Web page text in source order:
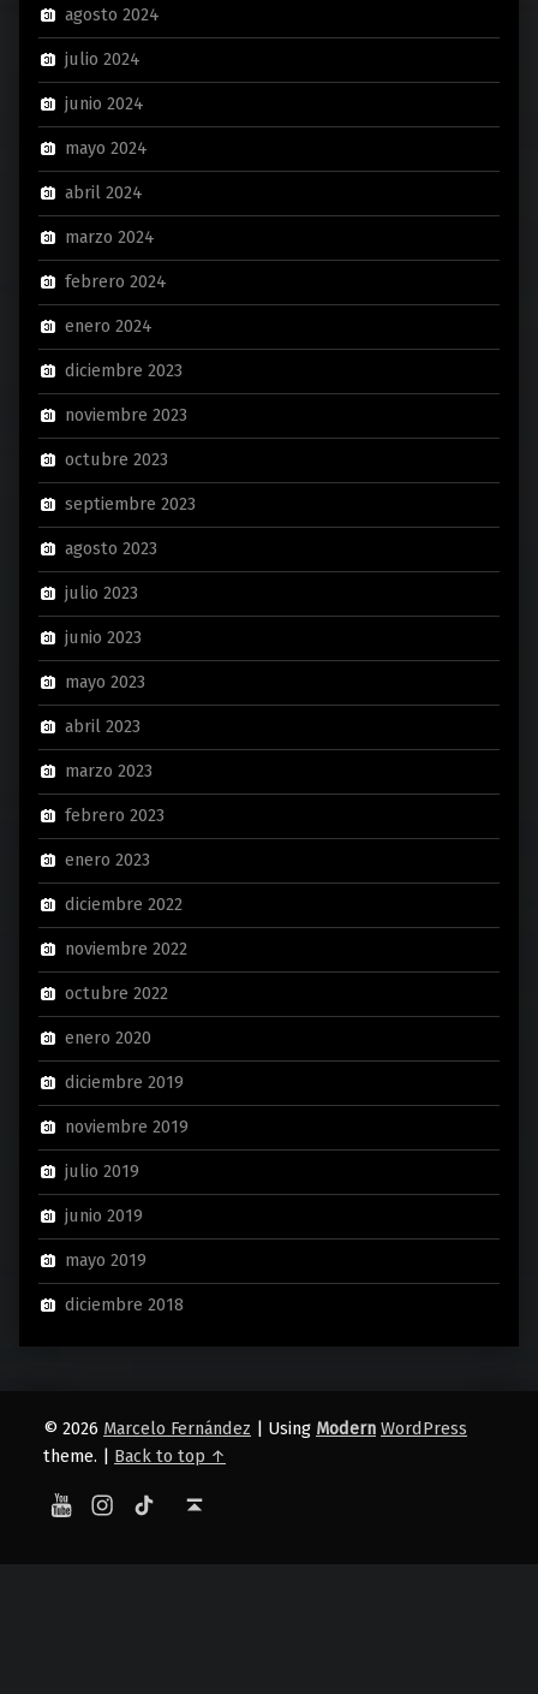
agosto 2024
julio 2024
junio 2024
mayo 2024
abril 2024
marzo 2024
febrero 2024
enero 2024
diciembre 2023
noviembre 2023
octubre 2023
septiembre 2023
agosto 2023
julio 2023
junio 2023
mayo 2023
abril 2023
marzo 2023
febrero 2023
enero 2023
diciembre 2022
noviembre 2022
octubre 2022
enero 2020
diciembre 2019
noviembre 2019
julio 2019
junio 2019
mayo 2019
diciembre 2018
© 2026 Marcelo Fernández | Using Modern WordPress
theme. | Back to top ↑